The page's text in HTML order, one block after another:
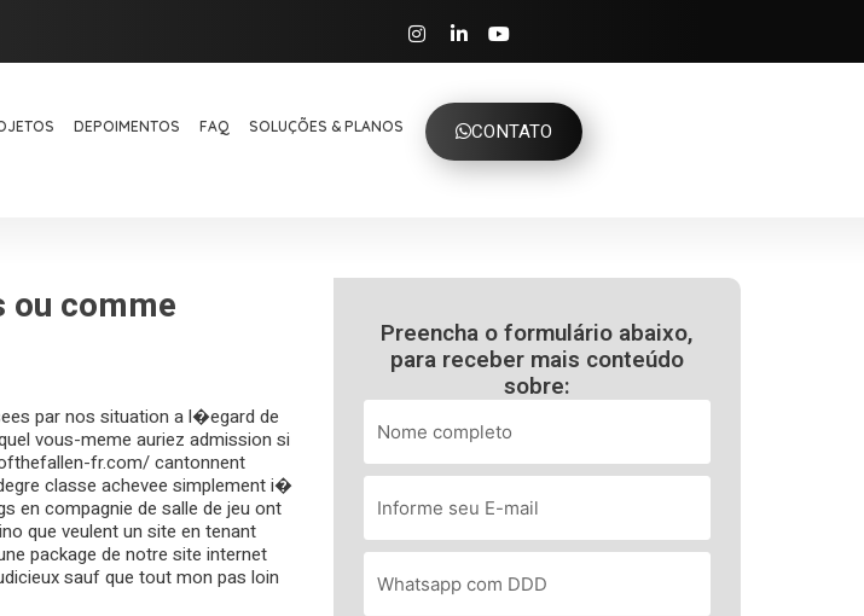
DEPOIMENTOS FAQ SOLUÇÕES & PLANOS CONTATO
ou comme
par nos situation a l�egard de
vous-meme auriez admission si
fr.com/cantonnent
classe achevee simplement i�
en compagnie de salle de jeu ont
que veulent un site en tenant
package de notre site internet
sauf que tout mon pas loin
Preencha o formulário abaixo,
para receber mais conteúdo
sobre: